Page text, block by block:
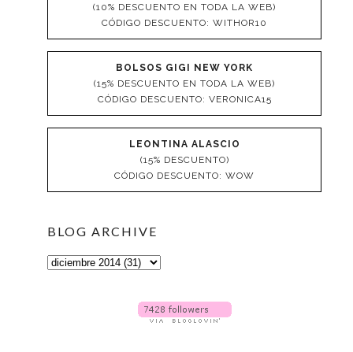
(10% DESCUENTO EN TODA LA WEB)
CÓDIGO DESCUENTO: WITHOR10
BOLSOS GIGI NEW YORK
(15% DESCUENTO EN TODA LA WEB)
CÓDIGO DESCUENTO: VERONICA15
LEONTINA ALASCIO
(15% DESCUENTO)
CÓDIGO DESCUENTO: WOW
BLOG ARCHIVE